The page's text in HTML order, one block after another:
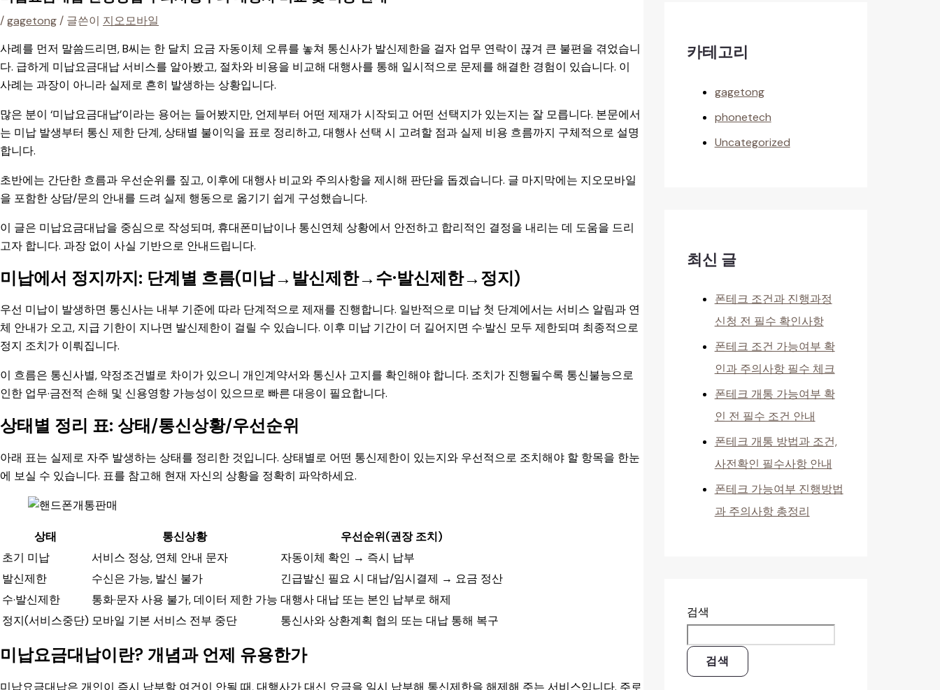
/gagetong / 글쓴이 지오모바일
사례를 먼저 말씀드리면, B씨는 한 달치 요금 자동이체 오류를 놓쳐 통신사가 발신제한을 걸자 업무 연락이 끊겨 큰 불편을 겪었습니
다. 급하게 미납요금대납 서비스를 알아봤고, 절차와 비용을 비교해 대행사를 통해 일시적으로 문제를 해결한 경험이 있습니다. 이
사례는 과장이 아니라 실제로 흔히 발생하는 상황입니다.
많은 분이 ‘미납요금대납’이라는 용어는 들어봤지만, 언제부터 어떤 제재가 시작되고 어떤 선택지가 있는지는 잘 모릅니다. 본문에서
는 미납 발생부터 통신 제한 단계, 상태별 불이익을 표로 정리하고, 대행사 선택 시 고려할 점과 실제 비용 흐름까지 구체적으로 설명
합니다.
초반에는 간단한 흐름과 우선순위를 짚고, 이후에 대행사 비교와 주의사항을 제시해 판단을 돕겠습니다. 글 마지막에는 지오모바일
을 포함한 상담/문의 안내를 드려 실제 행동으로 옮기기 쉽게 구성했습니다.
이 글은 미납요금대납을 중심으로 작성되며, 휴대폰미납이나 통신연체 상황에서 안전하고 합리적인 결정을 내리는 데 도움을 드리
고자 합니다. 과장 없이 사실 기반으로 안내드립니다.
미납에서 정지까지: 단계별 흐름(미납→발신제한→수·발신제한→정지)
우선 미납이 발생하면 통신사는 내부 기준에 따라 단계적으로 제재를 진행합니다. 일반적으로 미납 첫 단계에서는 서비스 알림과 연
체 안내가 오고, 지급 기한이 지나면 발신제한이 걸릴 수 있습니다. 이후 미납 기간이 더 길어지면 수·발신 모두 제한되며 최종적으로
정지 조치가 이뤄집니다.
이 흐름은 통신사별, 약정조건별로 차이가 있으니 개인계약서와 통신사 고지를 확인해야 합니다. 조치가 진행될수록 통신불능으로
인한 업무·금전적 손해 및 신용영향 가능성이 있으므로 빠른 대응이 필요합니다.
상태별 정리 표: 상태/통신상황/우선순위
아래 표는 실제로 자주 발생하는 상태를 정리한 것입니다. 상태별로 어떤 통신제한이 있는지와 우선적으로 조치해야 할 항목을 한눈
에 보실 수 있습니다. 표를 참고해 현재 자신의 상황을 정확히 파악하세요.
상태 통신상황
우선순위(권장 조치)
초기 미납
서비스 정상, 연체 안내 문자
자동이체 확인 → 즉시 납부
발신제한
수신은 가능, 발신 불가
긴급발신 필요 시 대납/임시결제 → 요금 정산
수·발신제한
통화·문자 사용 불가, 데이터 제한 가능 대행사 대납 또는 본인 납부로 해제
정지(서비스중단) 모바일 기본 서비스 전부 중단 통신사와 상환계획 협의 또는 대납 통해 복구
미납요금대납이란? 개념과 언제 유용한가
미납요금대납은 개인이 즉시 납부할 여건이 안될 때, 대행사가 대신 요금을 일시 납부해 통신제한을 해제해 주는 서비스입니다. 주로
카테고리
gagetong
phonetech
Uncategorized
최신 글
폰테크 조건과 진행과정
신청 전 필수 확인사항
폰테크 조건 가능여부 확
인과 주의사항 필수 체크
폰테크 개통 가능여부 확
인 전 필수 조건 안내
폰테크 개통 방법과 조건,
사전확인 필수사항 안내
폰테크 가능여부 진행방법
과 주의사항 총정리
검색
검색